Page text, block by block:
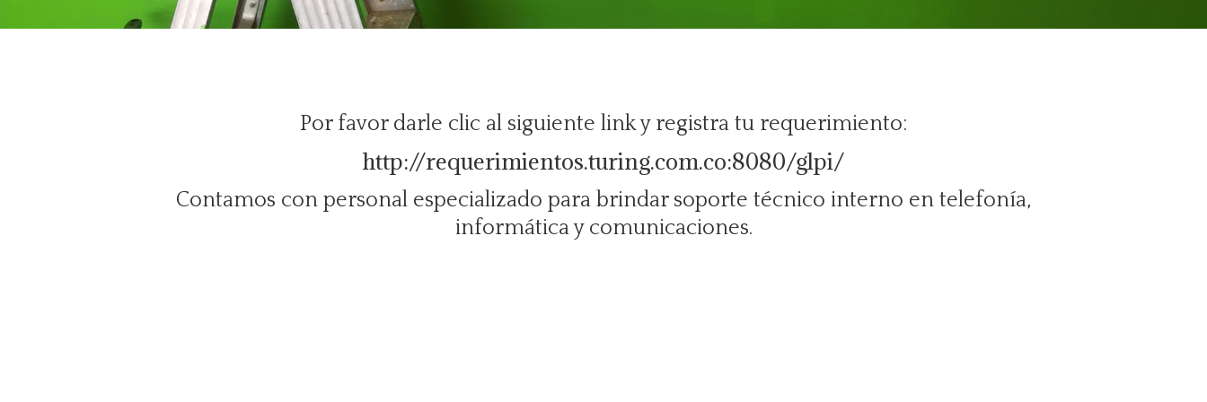
Por favor darle clic al siguiente link y registra tu requerimiento:
http://requerimientos.turing.com.co:8080/glpi/
Contamos con personal especializado para brindar soporte técnico interno en telefonía,
informática y comunicaciones.